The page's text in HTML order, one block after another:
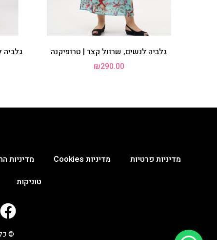
גלביה לנשים, שרוול קצר | טרופיקנה
₪290.00
מדיניות פרטיות מדיניות Cookies מדיניות
טוניקות
©